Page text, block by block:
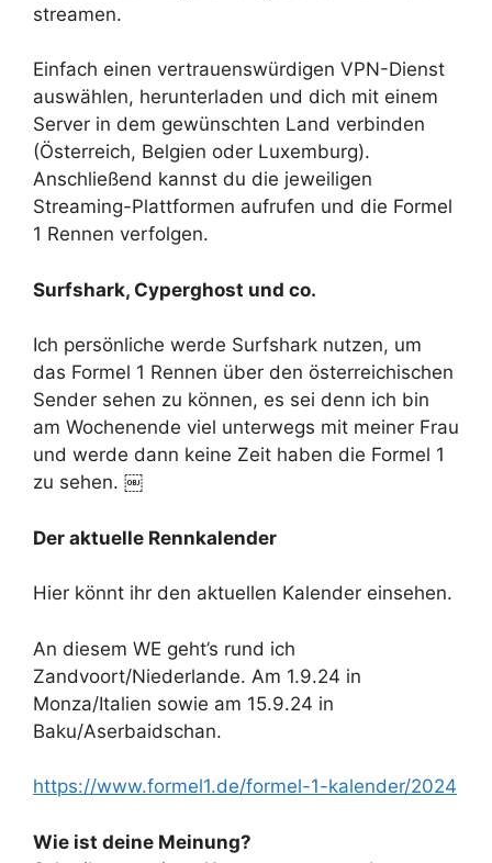
streamen.
Einfach einen vertrauenswürdigen VPN-Dienst
auswählen, herunterladen und dich mit einem
Server in dem gewünschten Land verbinden
(Österreich, Belgien oder Luxemburg).
Anschließend kannst du die jeweiligen
Streaming-Plattformen aufrufen und die Formel
1 Rennen verfolgen.
Surfshark, Cyperghost und co.
Ich persönliche werde Surfshark nutzen, um
das Formel 1 Rennen über den österreichischen
Sender sehen zu können, es sei denn ich bin
am Wochenende viel unterwegs mit meiner Frau
und werde dann keine Zeit haben die Formel 1
zu sehen. ￼
Der aktuelle Rennkalender
Hier könnt ihr den aktuellen Kalender einsehen.
An diesem WE geht’s rund ich
Zandvoort/Niederlande. Am 1.9.24 in
Monza/Italien sowie am 15.9.24 in
Baku/Aserbaidschan.
https://www.formel1.de/formel-1-kalender/2024
Wie ist deine Meinung?